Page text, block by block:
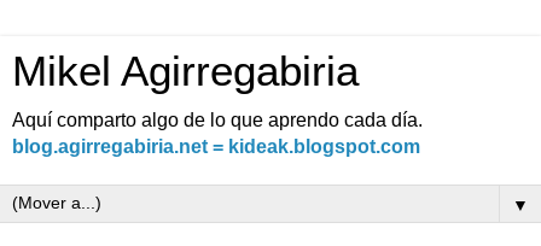
Mikel Agirregabiria
Aquí comparto algo de lo que aprendo cada día.
blog.agirregabiria.net = kideak.blogspot.com
▼